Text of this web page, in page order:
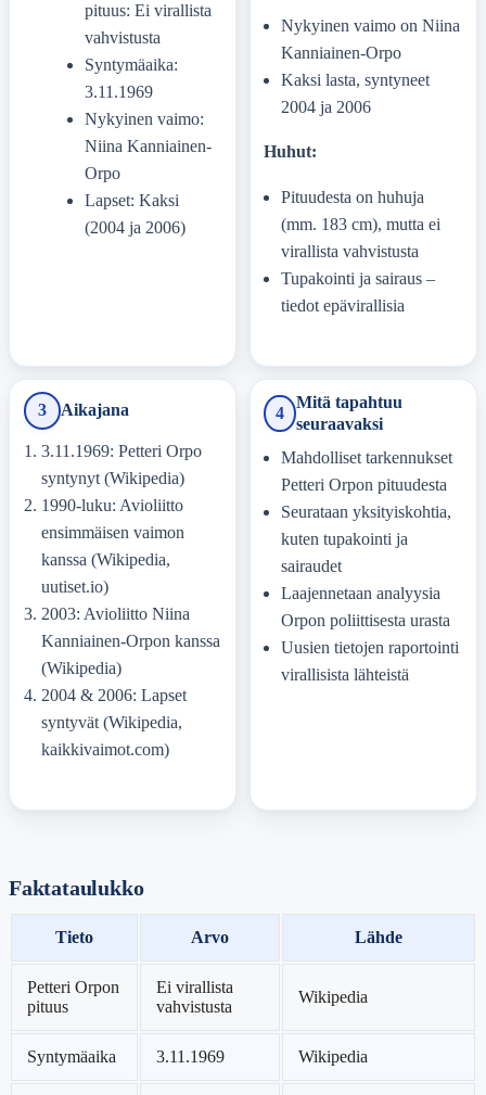
pituus: Ei virallista
vahvistusta
Syntymäaika:
3.11.1969
Nykyinen vaimo:
Niina Kanniainen-
Orpo
Lapset: Kaksi
(2004 ja 2006)
Nykyinen vaimo on Niina
Kanniainen-Orpo
Kaksi lasta, syntyneet
2004 ja 2006
Huhut:
Pituudesta on huhuja
(mm. 183 cm), mutta ei
virallista vahvistusta
Tupakointi ja sairaus –
tiedot epävirallisia
3 Aikajana
3.11.1969: Petteri Orpo
syntynyt (Wikipedia)
1990-luku: Avioliitto
ensimmäisen vaimon
kanssa (Wikipedia,
uutiset.io)
2003: Avioliitto Niina
Kanniainen-Orpon kanssa
(Wikipedia)
2004 & 2006: Lapset
syntyvät (Wikipedia,
kaikkivaimot.com)
4
Mitä tapahtuu
seuraavaksi
Mahdolliset tarkennukset
Petteri Orpon pituudesta
Seurataan yksityiskohtia,
kuten tupakointi ja
sairaudet
Laajennetaan analyysia
Orpon poliittisesta urasta
Uusien tietojen raportointi
virallisista lähteistä
Faktataulukko
Tieto Arvo Lähde
Petteri Orpon
pituus
Ei virallista
vahvistusta
Wikipedia
Syntymäaika 3.11.1969 Wikipedia